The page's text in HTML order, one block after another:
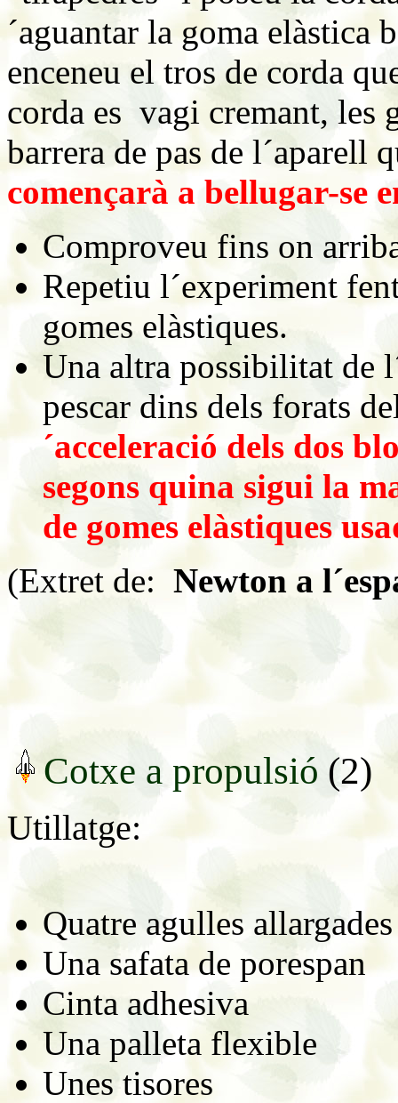
´aguantar la goma
enceneu el tros de corda
corda es vagi cremant, les
barrera de pas de l´aparell
començarà a bellugar-se
Comproveu fins on
Repetiu l´experiment
gomes elàstiques.
Una altra possibilitat de
pescar dins dels forats
´acceleració dels dos
segons quina sigui la
de gomes elàstiques
(Extret de: Newton a
Cotxe a propulsió (2)
Utillatge:
Quatre agulles allargades
Una safata de porespan
Cinta adhesiva
Una palleta flexible
Unes tisores